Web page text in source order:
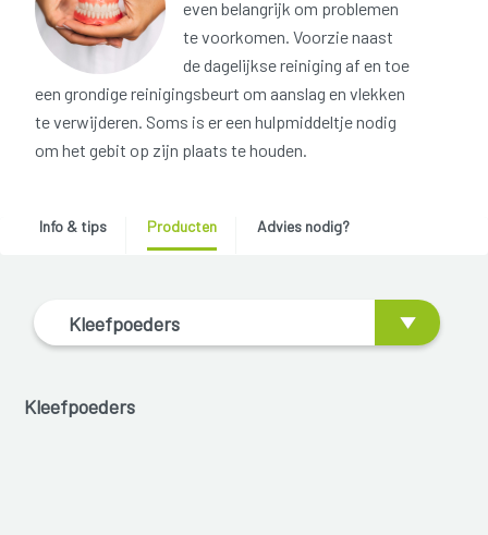
even belangrijk om problemen
te voorkomen. Voorzie naast
de dagelijkse reiniging af en toe
een grondige reinigingsbeurt om aanslag en vlekken
te verwijderen. Soms is er een hulpmiddeltje nodig
om het gebit op zijn plaats te houden.
Info & tips Producten Advies nodig?
Kleefpoeders
Kleefpoeders